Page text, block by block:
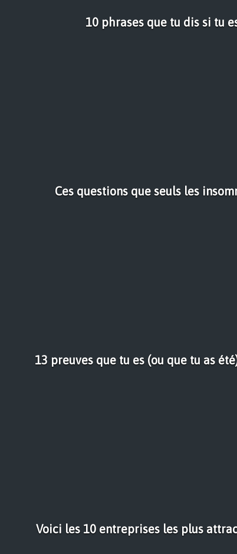
10 phrases que tu dis si tu
Ces questions que seuls les
13 preuves que tu es (ou que tu as
Voici les 10 entreprises les plus